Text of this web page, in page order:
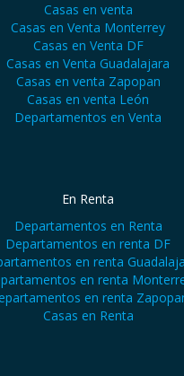
Casas en venta
Casas en Venta Monterrey
Casas en Venta DF
Casas en Venta Guadalajara
Casas en venta Zapopan
Casas en venta León
Departamentos en Venta
En Renta
Departamentos en Renta
Departamentos en renta DF
en renta
en renta
en renta
Casas en Renta